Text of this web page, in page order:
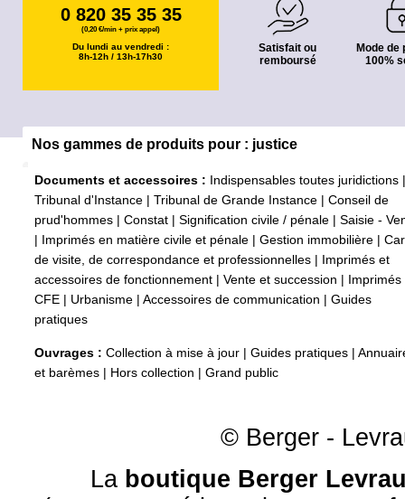
0 820 35 35 35
(0,20 €/min + prix appel)
Du lundi au vendredi :
8h-12h / 13h-17h30
Satisfait ou
remboursé
Mode de
100%
Nos gammes de produits pour : justice
Documents et accessoires : Indispensables toutes juridictions
Tribunal d'Instance
Tribunal de Grande Instance
Conseil de
prud'hommes
Constat Signification civile / pénale
Saisie -
Imprimés en matière civile et pénale Gestion immobilière
de visite, de correspondance et professionnelles
Imprimés et
accessoires de fonctionnement
Vente et succession
Imprimés
CFE
Urbanisme Accessoires de communication
Guides
pratiques
Ouvrages : Collection à mise à jour Guides pratiques
et barèmes
Hors collection Grand public
© Berger -
La boutique Berger